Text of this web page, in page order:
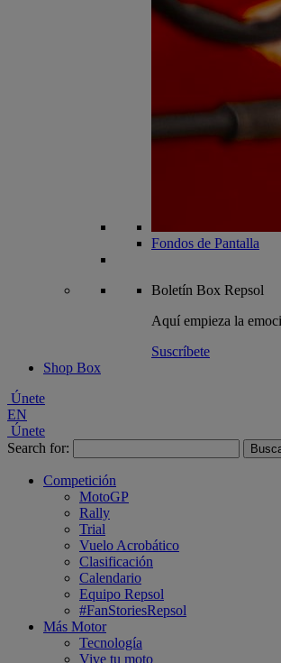
Fondos de Pantalla
Boletín Box Repsol
Aquí empieza la
Suscríbete
Shop Box
Únete
EN
Únete
Search for:
Competición
MotoGP
Rally
Trial
Vuelo Acrobático
Clasificación
Calendario
Equipo Repsol
#FanStoriesRepsol
Más Motor
Tecnología
Vive tu moto